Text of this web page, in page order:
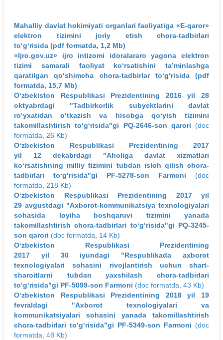
Mahalliy davlat hokimiyati organlari faoliyatiga «E-qaror»
elektron tizimini joriy etish chora-tadbirlari
to‘g‘risida (pdf formatda, 1,2 Mb)
«Ijro.gov.uz» ijro intizomi idoralararo yagona elektron
tizimi samarali faoliyat ko‘rsatishini ta’minlashga
qaratilgan qo‘shimcha chora-tadbirlar to‘g‘risida (pdf
formatda, 15,7 Mb)
O‘zbekiston Respublikasi Prezidentining 2016 yil 28
oktyabrdagi "Tadbirkorlik subyektlarini davlat
ro‘yxatidan o‘tkazish va hisobga qo‘yish tizimini
takomillashtirish to‘g‘risida"gi PQ-2646-son qarori (doc
formatda, 26 Kb)
O‘zbekiston Respublikasi Prezidentining 2017
yil 12 dekabrdagi "Aholiga davlat xizmatlari
ko‘rsatishning milliy tizimini tubdan isloh qilish chora-
tadbirlari to‘g‘risida"gi PF-5278-son Farmoni (doc
formatda, 218 Kb)
O‘zbekiston Respublikasi Prezidentining 2017 yil
29 avgustdagi "Axborot-kommunikatsiya texnologiyalari
sohasida loyiha boshqaruvi tizimini yanada
takomillashtirish chora-tadbirlari to‘g‘risida"gi PQ-3245-
son qarori (doc formatda, 14 Kb)
O‘zbekiston Respublikasi Prezidentining
2017 yil 30 iyundagi "Respublikada axborot
texnologiyalari sohasini rivojlantirish uchun shart-
sharoitlarni tubdan yaxshilash chora-tadbirlari
to‘g‘risida"gi PF-5099-son Farmoni (doc formatda, 43 Kb)
O‘zbekiston Respublikasi Prezidentining 2018 yil 19
fevraldagi "Axborot texnologiyalari va
kommunikatsiyalari sohasini yanada takomillashtirish
chora-tadbirlari to‘g‘risida"gi PF-5349-son Farmoni (doc
formatda, 48 Kb)